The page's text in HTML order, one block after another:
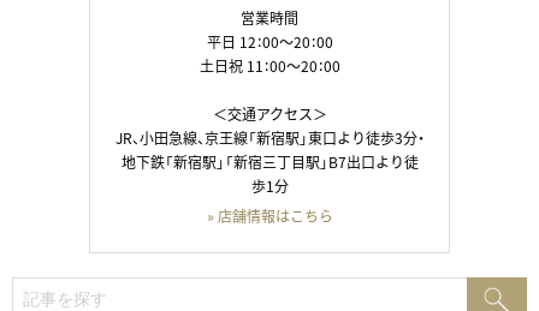
営業時間
平日 12：00～20：00
土日祝 11：00～20：00
＜交通アクセス＞
JR、小田急線、京王線「新宿駅」東口より徒歩3分・
地下鉄「新宿駅」「新宿三丁目駅」B7出口より徒
歩1分
» 店舗情報はこちら
索: